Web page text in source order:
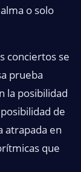
o solo
conciertos se
prueba
la posibilidad
de
atrapada en
que